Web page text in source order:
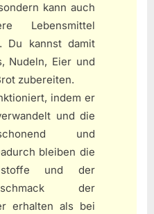
kann auch
Lebensmittel
Du kannst damit
Nudeln, Eier und
zubereiten.
indem er
und die
und
bleiben die
und der
der
erhalten als bei